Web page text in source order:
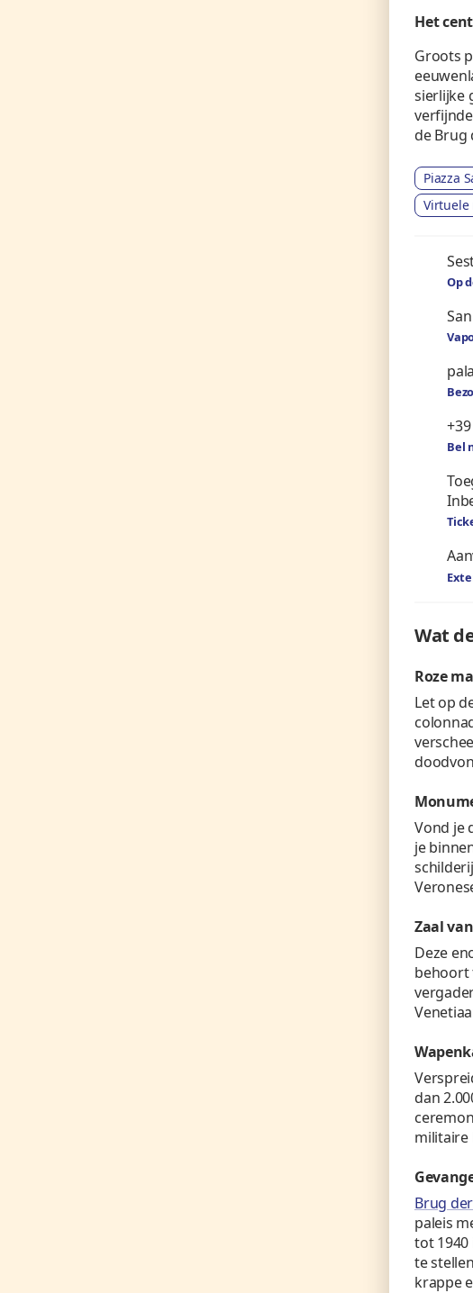
Het
Groots
sierlijke
de Brug
Piazza
Op
Bel
Wat
Roze
Let op
Vond je
je
Zaal
Deze
behoort
dan
militaire
Brug
paleis
tot 1940
te
krappe